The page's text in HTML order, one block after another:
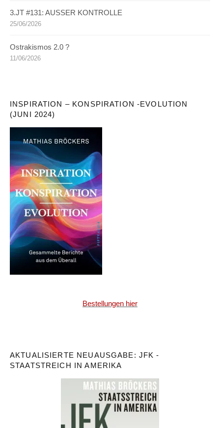
3.JT #131: AUSSER KONTROLLE
25/06/2026
Ostrakismos 2.0 ?
11/06/2026
INSPIRATION – KONSPIRATION -EVOLUTION
(JUNI 2024)
Bestellungen hier
AKTUALISIERTE NEUAUSGABE: JFK -
STAATSTREICH IN AMERIKA